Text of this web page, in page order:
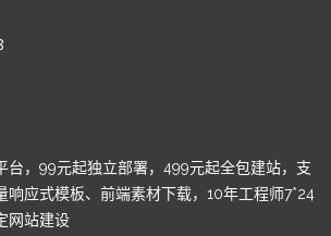
台，99元起独立部署，499元起全包建站，支
响应式模板、前端素材下载，10年工程师7*24
网站建设